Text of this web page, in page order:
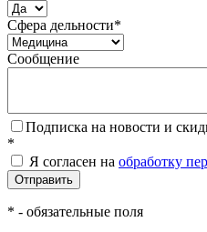
Сфера дельности*
Сообщение
Подписка на новости и
*
Я согласен на обработку
* - обязательные поля